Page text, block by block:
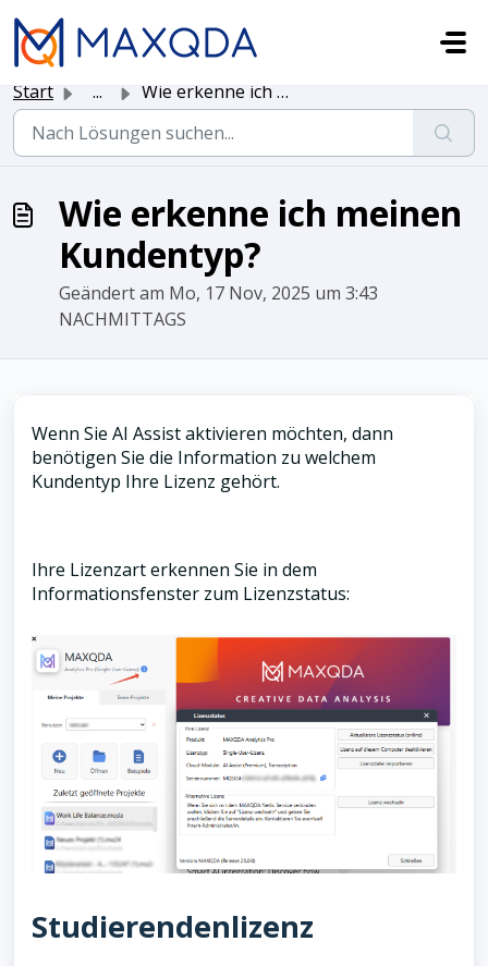
Zum hauptsächlichen Inhalt gehen
Start ... Wie erkenne ich meinen Kundentyp?
Wie erkenne ich meinen
Kundentyp?
Geändert am Mo, 17 Nov, 2025 um 3:43
NACHMITTAGS
Wenn Sie AI Assist aktivieren möchten, dann
benötigen Sie die Information zu welchem
Kundentyp Ihre Lizenz gehört.
Ihre Lizenzart erkennen Sie in dem
Informationsfenster zum Lizenzstatus:
Studierendenlizenz